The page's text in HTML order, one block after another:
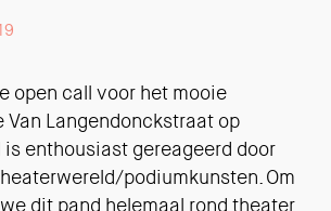
open call voor het mooie
Van Langendonckstraat op
enthousiast gereageerd door
podiumkunsten. Om
dit pand helemaal rond theater